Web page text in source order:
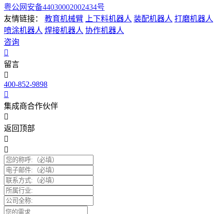
粤公网安备44030002002434号
友情链接：
教育机械臂 上下料机器人 装配机器人 打磨机器人
喷涂机器人 焊接机器人 协作机器人
咨询
留言
400-852-9898
集成商合作伙伴
返回顶部